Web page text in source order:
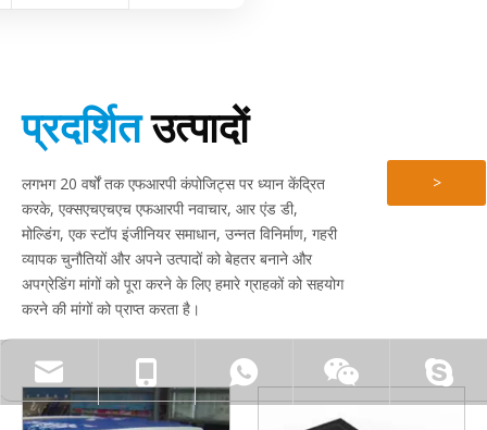
> और जानें
प्रदर्शितउत्पादों
लगभग 20 वर्षों तक एफआरपी कंपोजिट्स पर ध्यान केंद्रित
करके, एक्सएचएचएच एफआरपी नवाचार, आर एंड डी,
मोल्डिंग, एक स्टॉप इंजीनियर समाधान, उन्नत विनिर्माण, गहरी
व्यापक चुनौतियों और अपने उत्पादों को बेहतर बनाने और
अपग्रेडिंग मांगों को पूरा करने के लिए हमारे ग्राहकों को सहयोग
करने की मांगों को प्राप्त करता है।
>